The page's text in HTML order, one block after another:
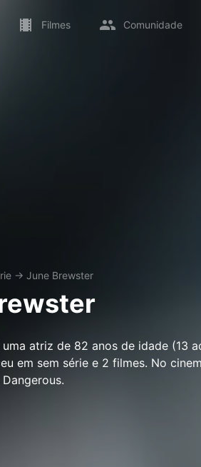
Filmes Comunidade
→ June Brewster
atriz de 82 anos de idade (13
em sem série e 2 filmes. No